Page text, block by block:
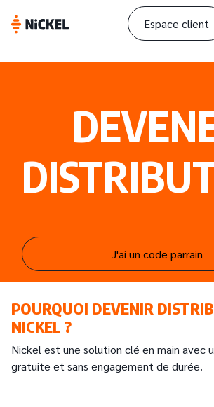
Espace client
J'ai un code parrain
POURQUOI DEVENIR
NICKEL ?
Nickel est une solution clé en main avec
gratuite et sans engagement de durée.